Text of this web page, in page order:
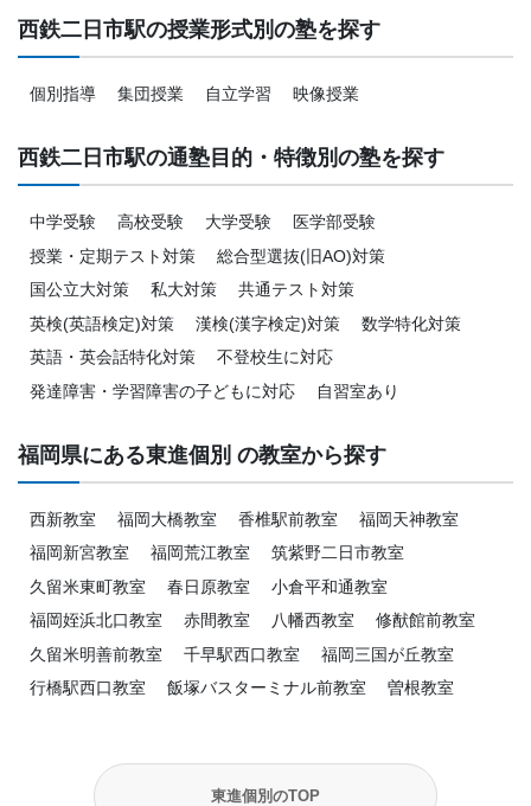
西鉄二日市駅の授業形式別の塾を探す
個別指導 集団授業 自立学習 映像授業
西鉄二日市駅の通塾目的・特徴別の塾を探す
中学受験 高校受験 大学受験
医学部受験
授業・定期テスト対策
総合型選抜(旧AO)対策
国公立大対策
私大対策
共通テスト対策
英検(英語検定)対策
漢検(漢字検定)対策
数学特化対策
英語・英会話特化対策
不登校生に対応
発達障害・学習障害の子どもに対応
自習室あり
福岡県にある東進個別 の教室から探す
西新教室 福岡大橋教室 香椎駅前教室
福岡天神教室
福岡新宮教室
福岡荒江教室
筑紫野二日市教室
久留米東町教室
春日原教室
小倉平和通教室
福岡姪浜北口教室
赤間教室 八幡西教室
修猷館前教室
久留米明善前教室
千早駅西口教室
福岡三国が丘教室
行橋駅西口教室
飯塚バスターミナル前教室 曽根教室
東進個別のTOP